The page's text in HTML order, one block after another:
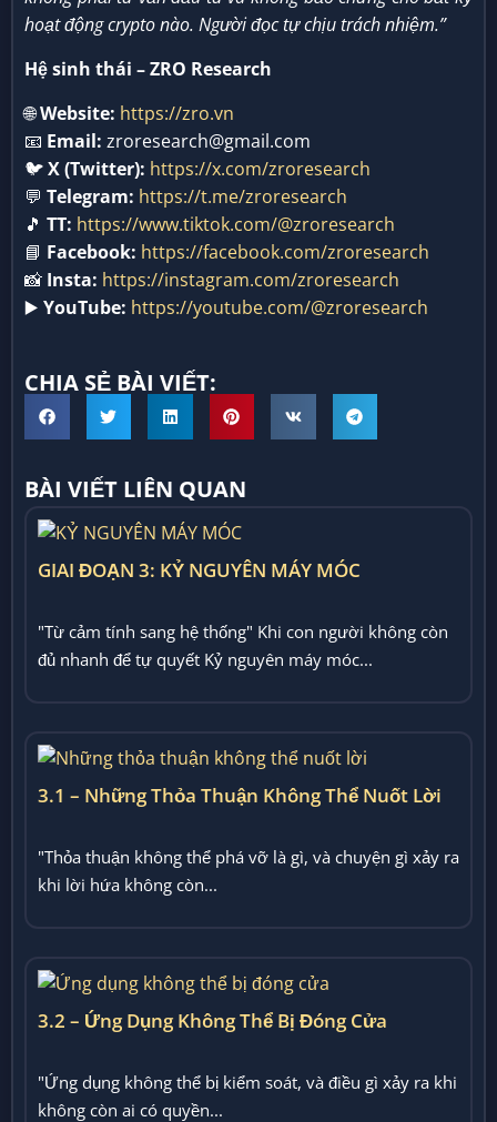
hoạt động crypto nào. Người đọc tự chịu trách nhiệm.”
Hệ sinh thái – ZRO Research
🌐Website: https://zro.vn
📧 Email: zroresearch@gmail.com
🐦X (Twitter): https://x.com/zroresearch
💬 Telegram: https://t.me/zroresearch
🎵 TT: https://www.tiktok.com/@zroresearch
📘 Facebook: https://facebook.com/zroresearch
📸 Insta: https://instagram.com/zroresearch
▶️ YouTube: https://youtube.com/@zroresearch
CHIA SẺ BÀI VIẾT:
BÀI VIẾT LIÊN QUAN
GIAI ĐOẠN 3: KỶ NGUYÊN MÁY MÓC
"Từ cảm tính sang hệ thống" Khi con người không còn
đủ nhanh để tự quyết Kỷ nguyên máy móc...
3.1 – Những Thỏa Thuận Không Thể Nuốt Lời
"Thỏa thuận không thể phá vỡ là gì, và chuyện gì xảy ra
khi lời hứa không còn...
3.2 – Ứng Dụng Không Thể Bị Đóng Cửa
"Ứng dụng không thể bị kiểm soát, và điều gì xảy ra khi
không còn ai có quyền...